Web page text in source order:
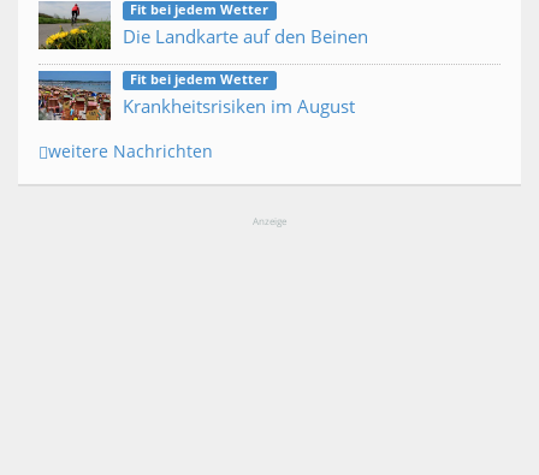
Fit bei jedem Wetter
Die Landkarte auf den Beinen
Fit bei jedem Wetter
Krankheitsrisiken im August
weitere Nachrichten
Anzeige